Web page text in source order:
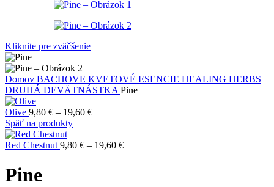
Kliknite pre zväčšenie
Domov BACHOVE KVETOVÉ ESENCIE HEALING HERBS
DRUHÁ DEVÄTNÁSTKA Pine
Olive 9,80 € – 19,60 €Price
through
Späť na produkty
Red Chestnut 9,80 € – 19,60 €Price
Pine